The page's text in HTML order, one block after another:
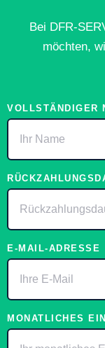
Bei DFR-
möchten,
VOLLSTÄNDIGER
E-MAIL-ADRESSE
MONATLICHES